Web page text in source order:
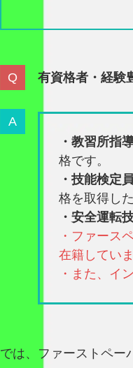
有資格者・経験
・教習所指
格です。
・技能検定員
格を取得し
・安全運転
・ファース
在籍していま
・また、イ
では、ファーストペー